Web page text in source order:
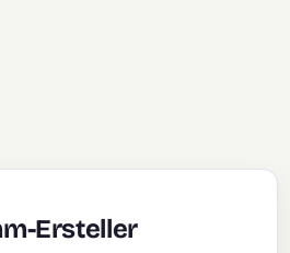
Ersteller